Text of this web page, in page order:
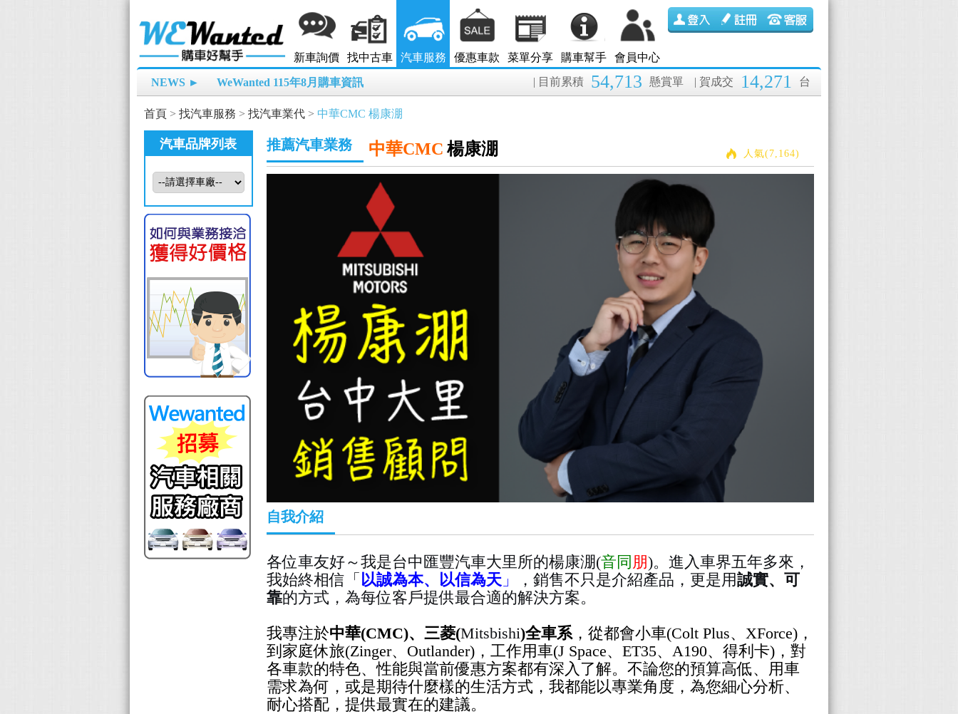
新車詢價 找中古車 汽車服務 優惠車款 菜單分享 購車幫手 會員中心
NEWS ► WeWanted 115年8月購車資訊 | 賀成交 14,271 台
| 目前累積 54,713 懸賞單
首頁 > 找汽車服務 > 找汽車業代 > 中華CMC 楊康淜
汽車品牌列表 推薦汽車業務 中華CMC 楊康淜 人氣(7,164)
自我介紹
各位車友好～我是台中匯豐汽車大里所的楊康淜(音同 朋)。進入車界五年多來，
我始終相信「 以誠為本、以信為天 」 ，銷售不只是介紹產品，更是用誠實、可
靠的方式，為每位客戶提供最合適的解決方案。
我專注於中華(CMC)、三菱(Mitsbishi)全車系 ，從都會小車(Colt Plus、XForce)，
到家庭休旅(Zinger、Outlander)，工作用車(J Space、ET35、A190、得利卡)，對
各車款的特色、性能與當前優惠方案都有深入了解。不論您的預算高低、用車
需求為何，或是期待什麼樣的生活方式，我都能以專業角度，為您細心分析、
耐心搭配，提供最實在的建議。